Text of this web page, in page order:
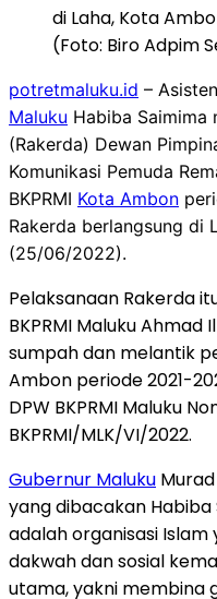
di Laha, Kota
(Foto: Biro Adpim
potretmaluku.id –
Maluku Habiba Saimima
(Rakerda) Dewan
Komunikasi Pemuda
BKPRMI Kota Ambon
Rakerda berlangsung di
(25/06/2022).
Pelaksanaan Rakerda
BKPRMI Maluku
sumpah dan melantik
Ambon periode 2021-
DPW BKPRMI Maluku
BKPRMI/MLK/VI/2022.
Gubernur Maluku
yang dibacakan Habiba
adalah organisasi
dakwah dan sosial
utama, yakni membina